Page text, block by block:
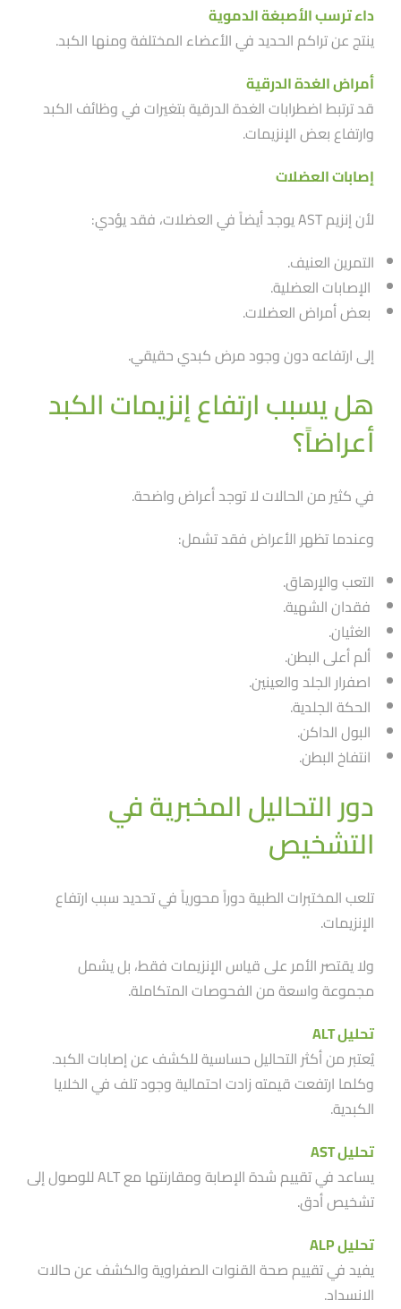
داء ترسب الأصبغة الدموية
ينتج عن تراكم الحديد في الأعضاء المختلفة ومنها الكبد.
أمراض الغدة الدرقية
قد ترتبط اضطرابات الغدة الدرقية بتغيرات في وظائف الكبد
وارتفاع بعض الإنزيمات.
إصابات العضلات
لأن إنزيم AST يوجد أيضاََ في العضلات، فقد يؤدي:
التمرين العنيف.
الإصابات العضلية.
بعض أمراض العضلات.
إلى ارتفاعه دون وجود مرض كبدي حقيقي.
هل يسبب ارتفاع إنزيمات الكبد
أعراضاََ؟
في كثير من الحالات لا توجد أعراض واضحة.
وعندما تظهر الأعراض فقد تشمل:
التعب والإرهاق.
فقدان الشهية.
الغثيان.
ألم أعلى البطن.
اصفرار الجلد والعينين.
الحكة الجلدية.
البول الداكن.
انتفاخ البطن.
دور التحاليل المخبرية في
التشخيص
تلعب المختبرات الطبية دوراََ محورياََ في تحديد سبب ارتفاع
الإنزيمات.
ولا يقتصر الأمر على قياس الإنزيمات فقط، بل يشمل
مجموعة واسعة من الفحوصات المتكاملة.
تحليل ALT
يُعتبر من أكثر التحاليل حساسية للكشف عن إصابات الكبد.
وكلما ارتفعت قيمته زادت احتمالية وجود تلف في الخلايا
الكبدية.
تحليل AST
يساعد في تقييم شدة الإصابة ومقارنتها مع ALT للوصول إلى
تشخيص أدق.
تحليل ALP
يفيد في تقييم صحة القنوات الصفراوية والكشف عن حالات
الانسداد.